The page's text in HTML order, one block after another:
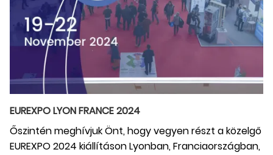
EUREXPO LYON FRANCE 2024
Őszintén meghívjuk Önt, hogy vegyen részt a közelgő
EUREXPO 2024 kiállításon Lyonban, Franciaországban,